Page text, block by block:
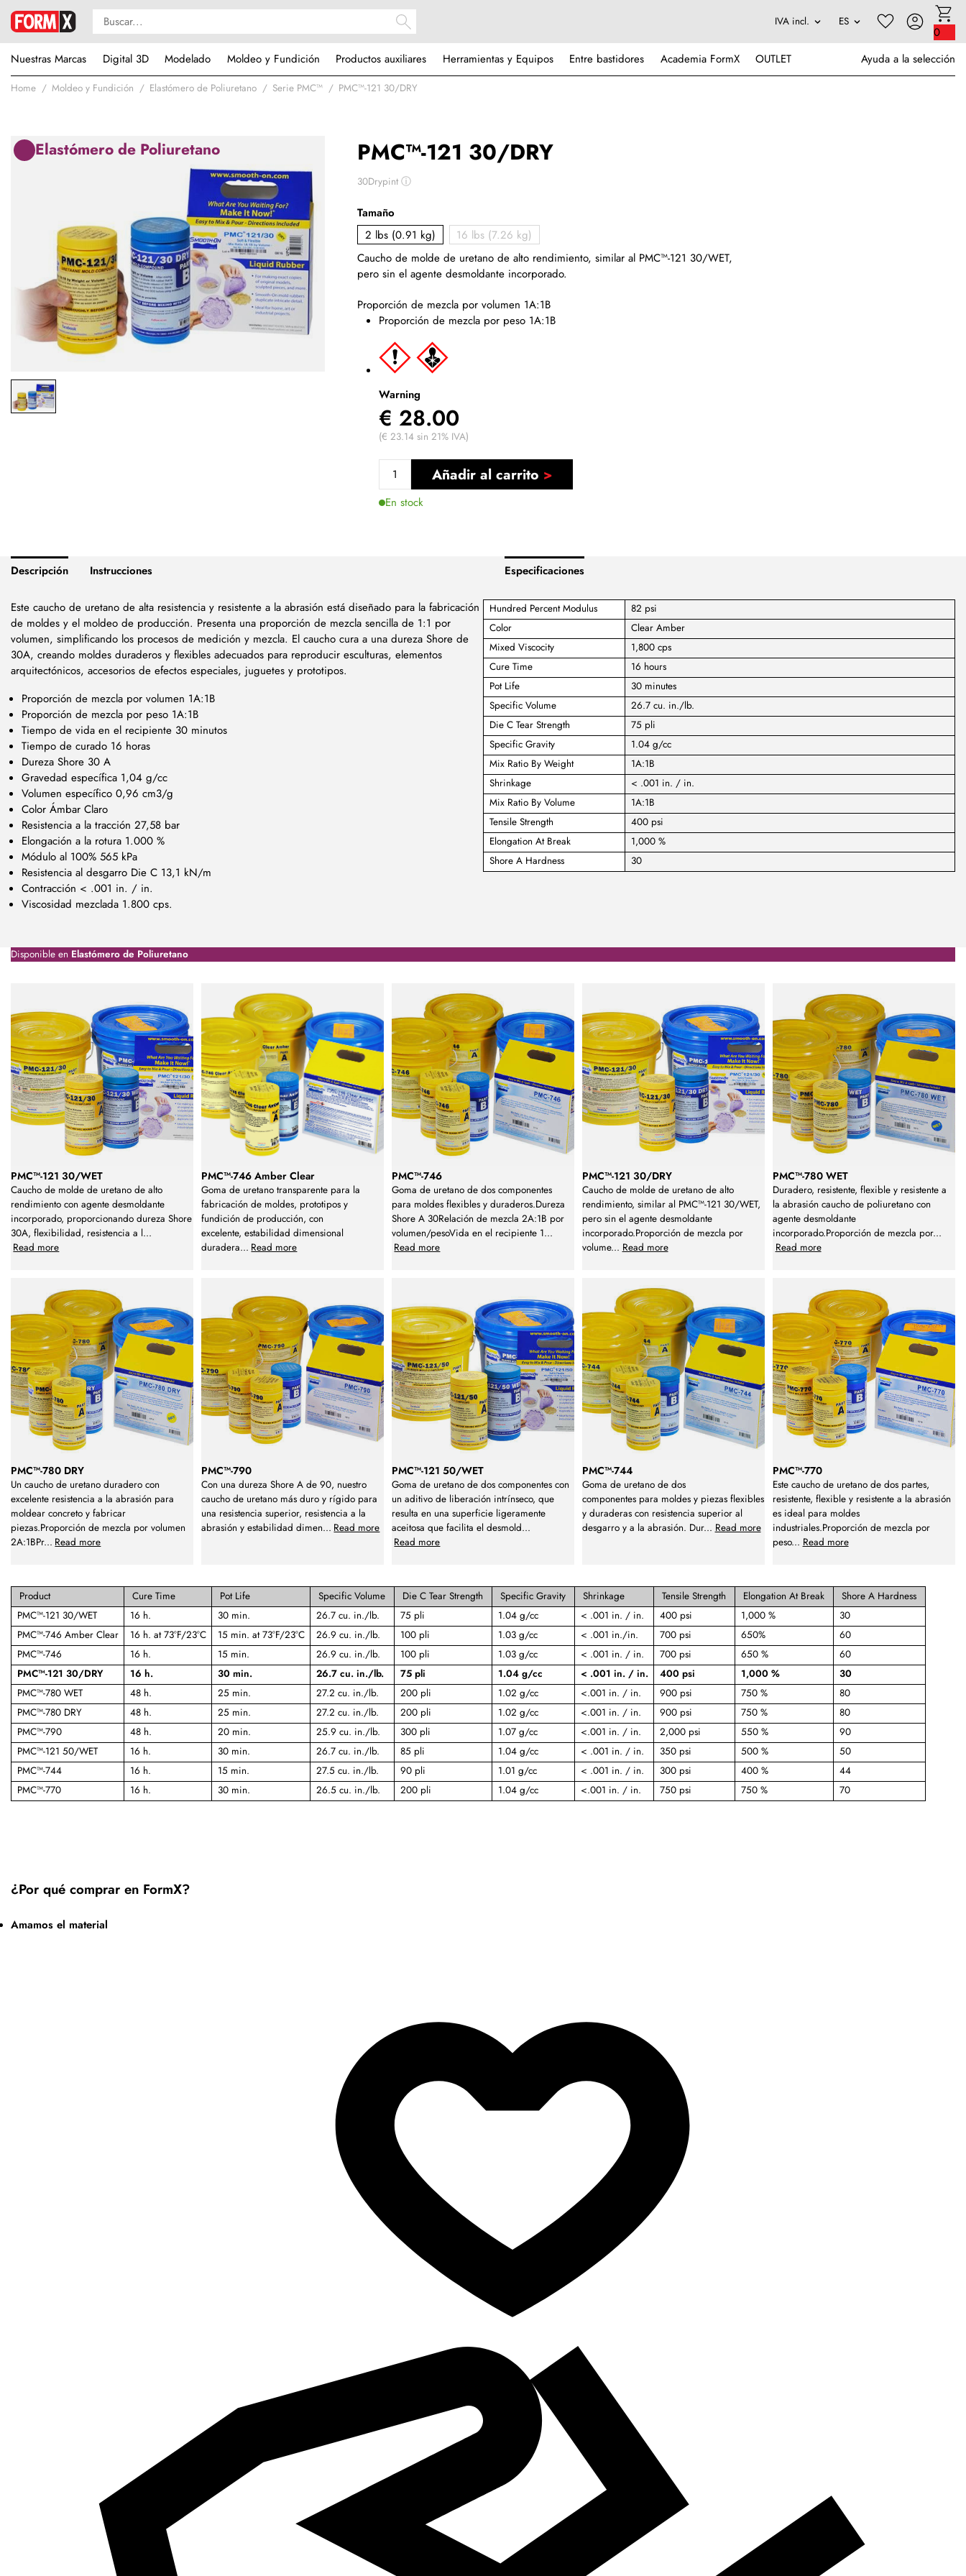
0
Nuestras Marcas
Digital 3D Modelado Moldeo y Fundición Productos auxiliares Herramientas y Equipos Entre bastidores Academia FormX OUTLET Ayuda a la selección
Home Moldeo y Fundición Elastómero de Poliuretano Serie PMC™ PMC™-121 30/DRY
PMC™-121 30/DRY
30Drypintⓘ
Elastómero de Poliuretano
Tamaño
2 lbs (0.91 kg)
16 lbs (7.26 kg)
Caucho de molde de uretano de alto rendimiento, similar al PMC™-121 30/WET,
pero sin el agente desmoldante incorporado.
Proporción de mezcla por volumen 1A:1B
Proporción de mezcla por peso 1A:1B
Warning
€ 28.00
(€ 23.14 sin 21% IVA)
Añadir al carrito
En stock
Descripción Instrucciones Especificaciones
Este caucho de uretano de alta resistencia y resistente a la abrasión está diseñado para la fabricación
de moldes y el moldeo de producción. Presenta una proporción de mezcla sencilla de 1:1 por
volumen, simplificando los procesos de medición y mezcla. El caucho cura a una dureza Shore de
30A, creando moldes duraderos y flexibles adecuados para reproducir esculturas, elementos
arquitectónicos, accesorios de efectos especiales, juguetes y prototipos.
Proporción de mezcla por volumen 1A:1B
Proporción de mezcla por peso 1A:1B
Tiempo de vida en el recipiente 30 minutos
Tiempo de curado 16 horas
Dureza Shore 30 A
Gravedad específica 1,04 g/cc
Volumen específico 0,96 cm3/g
Color Ámbar Claro
Resistencia a la tracción 27,58 bar
Elongación a la rotura 1.000 %
Módulo al 100% 565 kPa
Resistencia al desgarro Die C 13,1 kN/m
Contracción < .001 in. / in.
Viscosidad mezclada 1.800 cps.
Hundred Percent Modulus
82 psi
Color
Clear Amber
Mixed Viscocity
1,800 cps
Cure Time
16 hours
Pot Life
30 minutes
Specific Volume
26.7 cu. in./lb.
Die C Tear Strength
75 pli
Specific Gravity
1.04 g/cc
Mix Ratio By Weight
1A:1B
Shrinkage
< .001 in. / in.
Mix Ratio By Volume
1A:1B
Tensile Strength
400 psi
Elongation At Break
1,000 %
Shore A Hardness
30
Disponible en Elastómero de Poliuretano
PMC™-121 30/WET
Caucho de molde de uretano de alto
rendimiento con agente desmoldante
incorporado, proporcionando dureza Shore
30A, flexibilidad, resistencia a l...
Read more
PMC™-746 Amber Clear
Goma de uretano transparente para la
fabricación de moldes, prototipos y
fundición de producción, con
excelente, estabilidad dimensional
duradera... Read more
PMC™-746
Goma de uretano de dos componentes
para moldes flexibles y duraderos.Dureza
Shore A 30Relación de mezcla 2A:1B por
volumen/pesoVida en el recipiente 1...
Read more
PMC™-121 30/DRY
Caucho de molde de uretano de alto
rendimiento, similar al PMC™-121 30/WET,
pero sin el agente desmoldante
incorporado.Proporción de mezcla por
volume... Read more
PMC™-780 WET
Duradero, resistente, flexible y resistente a
la abrasión caucho de poliuretano con
agente desmoldante
incorporado.Proporción de mezcla por...
Read more
PMC™-780 DRY
Un caucho de uretano duradero con
excelente resistencia a la abrasión para
moldear concreto y fabricar
piezas.Proporción de mezcla por volumen
2A:1BPr... Read more
PMC™-790
Con una dureza Shore A de 90, nuestro
caucho de uretano más duro y rígido para
una resistencia superior, resistencia a la
abrasión y estabilidad dimen... Read more
PMC™-121 50/WET
Goma de uretano de dos componentes con
un aditivo de liberación intrínseco, que
resulta en una superficie ligeramente
aceitosa que facilita el desmold...
Read more
PMC™-744
Goma de uretano de dos
componentes para moldes y piezas flexibles
y duraderas con resistencia superior al
desgarro y a la abrasión. Dur... Read more
PMC™-770
Este caucho de uretano de dos partes,
resistente, flexible y resistente a la abrasión
es ideal para moldes
industriales.Proporción de mezcla por
peso... Read more
Product Cure Time Pot Life Specific Volume Die C Tear Strength Specific Gravity Shrinkage Tensile Strength Elongation At Break
Shore A Hardness
PMC™-121 30/WET
16 h. 30 min. 26.7 cu. in./lb. 75 pli 1.04 g/cc < .001 in. / in. 400 psi 1,000 %
30
PMC™-746 Amber Clear
16 h. at 73°F/23°C 15 min. at 73°F/23°C 26.9 cu. in./lb. 100 pli 1.03 g/cc < .001 in./in. 700 psi 650%
60
PMC™-746
16 h. 15 min. 26.9 cu. in./lb. 100 pli 1.03 g/cc < .001 in. / in. 700 psi 650 %
60
PMC™-121 30/DRY
16 h. 30 min. 26.7 cu. in./lb. 75 pli 1.04 g/cc < .001 in. / in. 400 psi 1,000 %
30
PMC™-780 WET
48 h. 25 min. 27.2 cu. in./lb. 200 pli 1.02 g/cc <.001 in. / in. 900 psi 750 %
80
PMC™-780 DRY
48 h. 25 min. 27.2 cu. in./lb. 200 pli 1.02 g/cc <.001 in. / in. 900 psi 750 %
80
PMC™-790
48 h. 20 min. 25.9 cu. in./lb. 300 pli 1.07 g/cc <.001 in. / in. 2,000 psi 550 %
90
PMC™-121 50/WET
16 h. 30 min. 26.7 cu. in./lb. 85 pli 1.04 g/cc < .001 in. / in. 350 psi 500 %
50
PMC™-744
16 h. 15 min. 27.5 cu. in./lb. 90 pli 1.01 g/cc < .001 in. / in. 300 psi 400 %
44
PMC™-770
16 h. 30 min. 26.5 cu. in./lb. 200 pli 1.04 g/cc <.001 in. / in. 750 psi 750 % 70
¿Por qué comprar en FormX?
Amamos el material